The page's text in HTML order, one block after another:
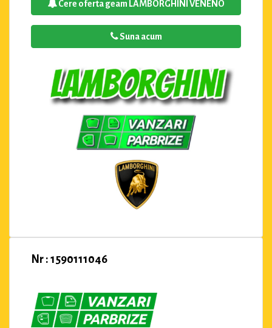
Cere oferta geam LAMBORGHINI VENENO
Suna acum
Nr : 1590111046